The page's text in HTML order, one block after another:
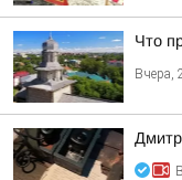
Что
Вчера,